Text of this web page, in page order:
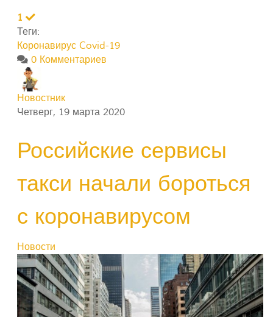
1
Теги:
Коронавирус Covid-19
0 Комментариев
Новостник
Четверг, 19 марта 2020
Российские сервисы
такси начали бороться
с коронавирусом
Новости